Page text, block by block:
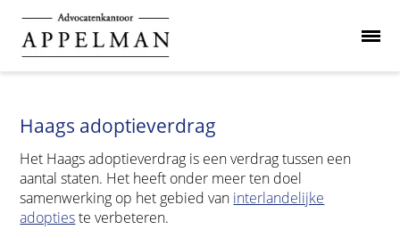
Haags adoptieverdrag
Het Haags adoptieverdrag is een verdrag tussen een
aantal staten. Het heeft onder meer ten doel
samenwerking op het gebied van interlandelijke
adoptieste verbeteren.